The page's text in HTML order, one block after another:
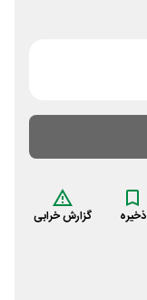
ذخیره گزارش خرابی